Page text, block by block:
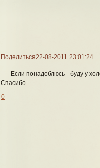
Поделиться22-08-2011 23:01:24
Если понадоблюсь - буду у
Спасибо
0